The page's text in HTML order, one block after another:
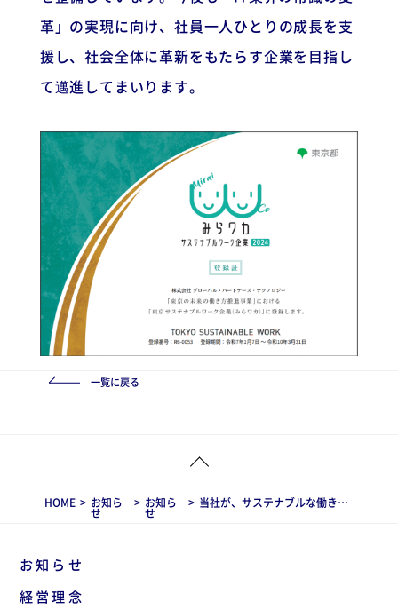
革」の実現に向け、社員一人ひとりの成長を支
援し、社会全体に革新をもたらす企業を目指し
て邁進してまいります。
一覧に戻る
HOME > お知ら
せ
> お知ら
せ
> 当社が、サステナブルな働き方の実現に貢献する企業として「東京サステナブルワーク企業」に登録されました
お知らせ
経営理念